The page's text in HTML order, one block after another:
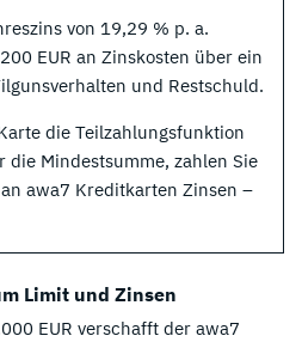
von 19,29 % p. a.
EUR an Zinskosten über ein
und Restschuld.
die Teilzahlungsfunktion
Mindestsumme, zahlen Sie
awa7 Kreditkarten Zinsen –
Limit und Zinsen
EUR verschafft der awa7